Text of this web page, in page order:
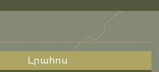
Լրահոս